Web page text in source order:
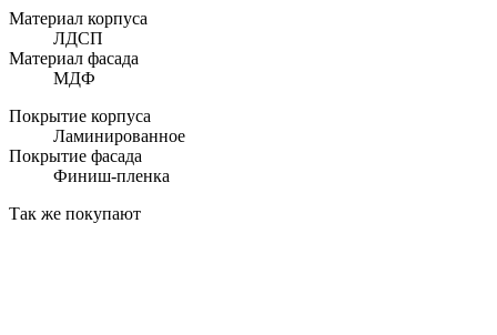
Материал корпуса
ЛДСП
Материал фасада
МДФ
Покрытие корпуса
Ламинированное
Покрытие фасада
Финиш-пленка
Так же покупают